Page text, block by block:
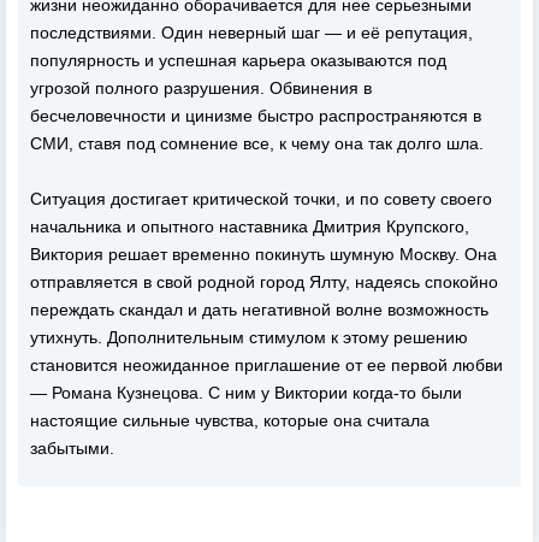
жизни неожиданно оборачивается для нее серьезными
последствиями. Один неверный шаг — и её репутация,
популярность и успешная карьера оказываются под
угрозой полного разрушения. Обвинения в
бесчеловечности и цинизме быстро распространяются в
СМИ, ставя под сомнение все, к чему она так долго шла.
Ситуация достигает критической точки, и по совету своего
начальника и опытного наставника Дмитрия Крупского,
Виктория решает временно покинуть шумную Москву. Она
отправляется в свой родной город Ялту, надеясь спокойно
переждать скандал и дать негативной волне возможность
утихнуть. Дополнительным стимулом к этому решению
становится неожиданное приглашение от ее первой любви
— Романа Кузнецова. С ним у Виктории когда-то были
настоящие сильные чувства, которые она считала
забытыми.